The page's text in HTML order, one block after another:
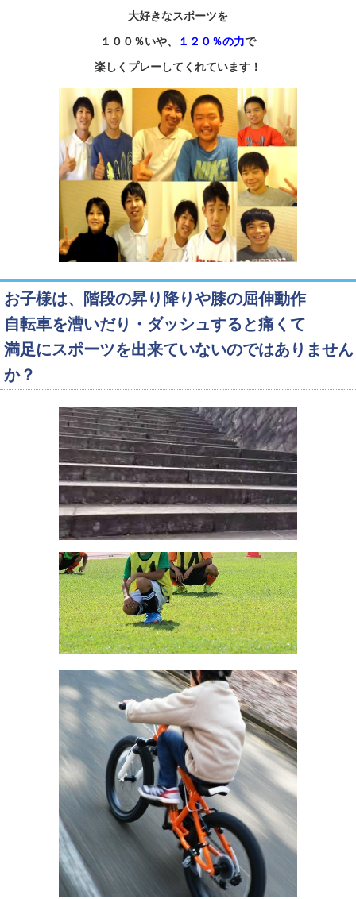
大好きなスポーツを
１００％いや、
１２０％の力で
楽しくプレーしてくれています！
お子様は、階段の昇り降りや膝の屈伸動作
自転車を漕いだり・ダッシュすると痛くて
満足にスポーツを出来ていないのではありません
か？